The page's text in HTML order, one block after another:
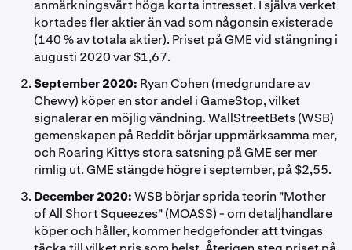
anmärkningsvärt höga korta intresset. I själva verket
kortades fler aktier än vad som någonsin existerade
(140 % av totala aktier). Priset på GME vid stängning i
augusti 2020 var $1,67.
September 2020: Ryan Cohen (medgrundare av
Chewy) köper en stor andel i GameStop, vilket
signalerar en möjlig vändning. WallStreetBets (WSB)
gemenskapen på Reddit börjar uppmärksamma mer,
och Roaring Kittys stora satsning på GME ser mer
rimlig ut. GME stängde högre i september, på $2,55.
December 2020:WSB börjar sprida teorin "Mother
of All Short Squeezes" (MOASS) - om detaljhandlare
köper och håller, kommer hedgefonder att tvingas